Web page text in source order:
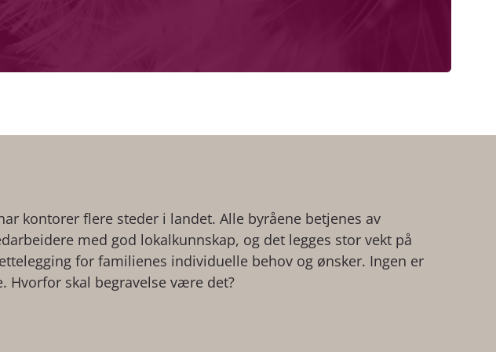
kontorer flere steder i landet. Alle byråene betjenes av
med god lokalkunnskap, og det legges stor vekt på
for familienes individuelle behov og ønsker. Ingen er
Hvorfor skal begravelse være det?